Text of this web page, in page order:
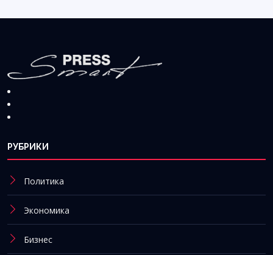
РУБРИКИ
Политика
Экономика
Бизнес